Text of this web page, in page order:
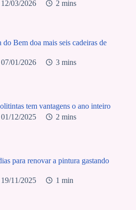
12/03/2026
2 mins
do Bem doa mais seis cadeiras de
07/01/2026
3 mins
tem vantagens o ano inteiro
01/12/2025
2 mins
para renovar a pintura gastando
19/11/2025
1 min